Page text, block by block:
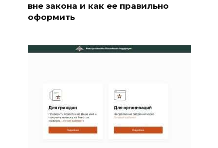
вне закона и как ее правильно
оформить